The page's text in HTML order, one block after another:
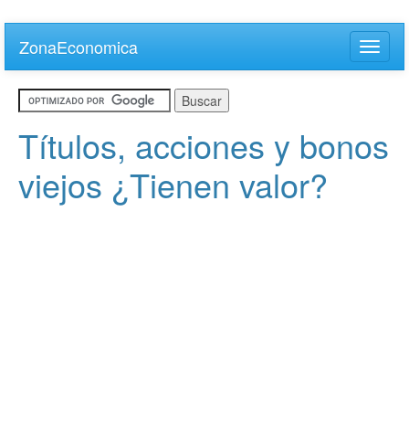
main
content
ZonaEconomica
Toggle
Títulos, acciones y bonos
viejos ¿Tienen valor?